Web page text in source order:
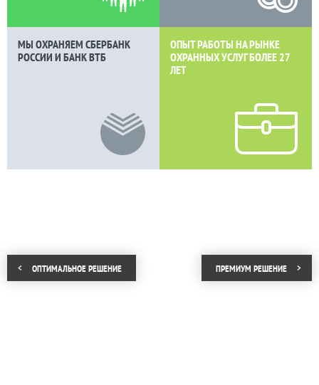
МЫ ОХРАНЯЕМ СБЕРБАНК
РОССИИ И БАНК ВТБ
ОПЫТ РАБОТЫ НА РЫНКЕ
ОХРАННЫХ УСЛУГ БОЛЕЕ 27
ЛЕТ
ОПТИМАЛЬНОЕ РЕШЕНИЕ ПРЕМИУМ РЕШЕНИЕ